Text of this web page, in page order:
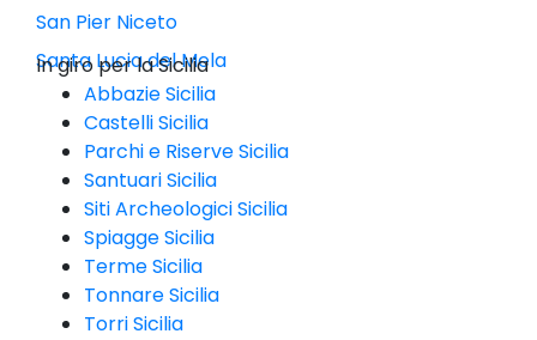
San Pier Niceto
Santa Lucia del Mela
In giro per la Sicilia
Abbazie Sicilia
Castelli Sicilia
Parchi e Riserve Sicilia
Santuari Sicilia
Siti Archeologici Sicilia
Spiagge Sicilia
Terme Sicilia
Tonnare Sicilia
Torri Sicilia